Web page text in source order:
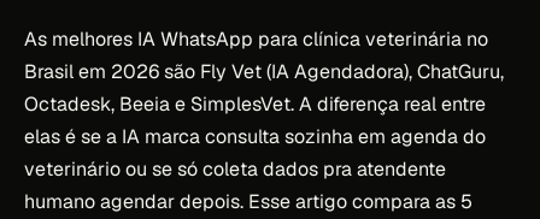
As melhores IA WhatsApp para clínica veterinária no
Brasil em 2026 são Fly Vet (IA Agendadora), ChatGuru,
Octadesk, Beeia e SimplesVet. A diferença real entre
elas é se a IA marca consulta sozinha em agenda do
veterinário ou se só coleta dados pra atendente
humano agendar depois. Esse artigo compara as 5